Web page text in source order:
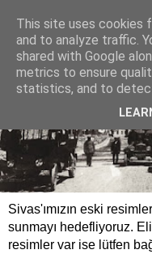
Sivas'ımızın eski
sunmayı hedefliyoruz.
resimler var ise lütfen
This site uses cookies
and to analyze traffic.
shared with Google
metrics to ensure
statistics, and to